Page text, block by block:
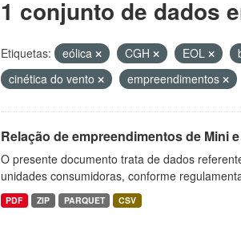
1 conjunto de dados
Etiquetas: eólica CGH EOL
cinética do vento
empreendimentos
Relação de empreendimentos de Mini
O presente documento trata de dados
unidades consumidoras, conforme
PDF ZIP PARQUET CSV